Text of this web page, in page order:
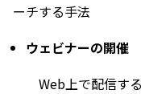
ーチする手法
ウェビナーの開催
Web上で配信する